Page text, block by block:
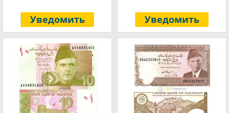
Уведомить Уведомить